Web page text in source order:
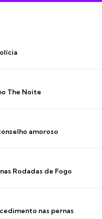
The Noite
amoroso
Rodadas de Fogo
nas pernas